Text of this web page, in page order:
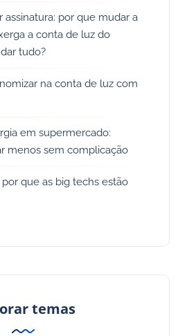
assinatura: por que mudar a
a conta de luz do
tudo?
na conta de luz com
em supermercado:
menos sem complicação
que as big techs estão
temas